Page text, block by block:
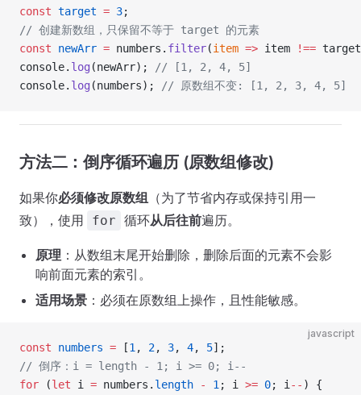
const target = 3;
// 创建新数组，只保留不等于 target 的元素
const newArr = numbers. filter(item => item !==
console. log (newArr);
// [1, 2, 4, 5]
console. log (numbers); // 原数组不变: [1, 2, 3, 4, 5]
方法二：倒序循环遍历 (原数组修改)
如果你必须修改原数组 （为了节省内存或保持引用一
致），使用
for 循环从后往前遍历。
原理 ：从数组末尾开始删除，删除后面的元素不会影
响前面元素的索引。
适用场景 ：必须在原数组上操作，且性能敏感。
javascript
const numbers = [1 , 2, 3, 4, 5];
// 倒序：i = length - 1; i >= 0; i--
for (let i = numbers. length - 1 ; i >= 0; i -- ) {